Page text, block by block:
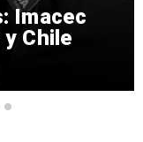
Imacec
y Chile